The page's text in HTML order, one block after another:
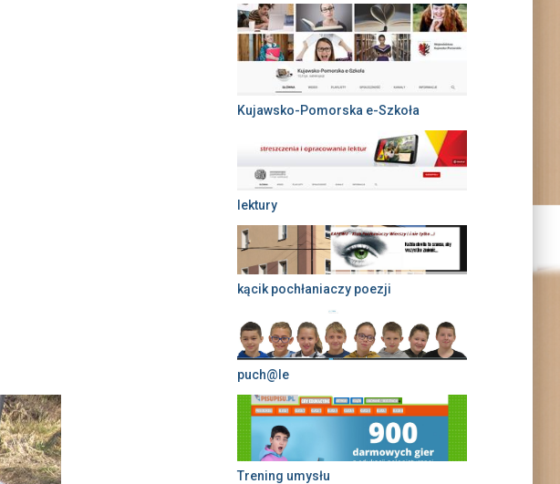
Kujawsko-Pomorska e-Szkoła
lektury
kącik pochłaniaczy poezji
puch@le
Trening umysłu